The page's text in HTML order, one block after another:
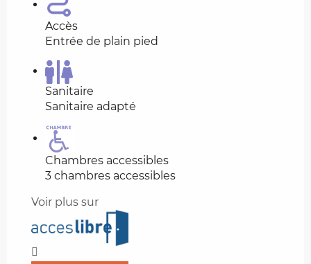
Accès
Entrée de plain pied
Sanitaire
Sanitaire adapté
Chambres accessibles
3 chambres accessibles
Voir plus sur